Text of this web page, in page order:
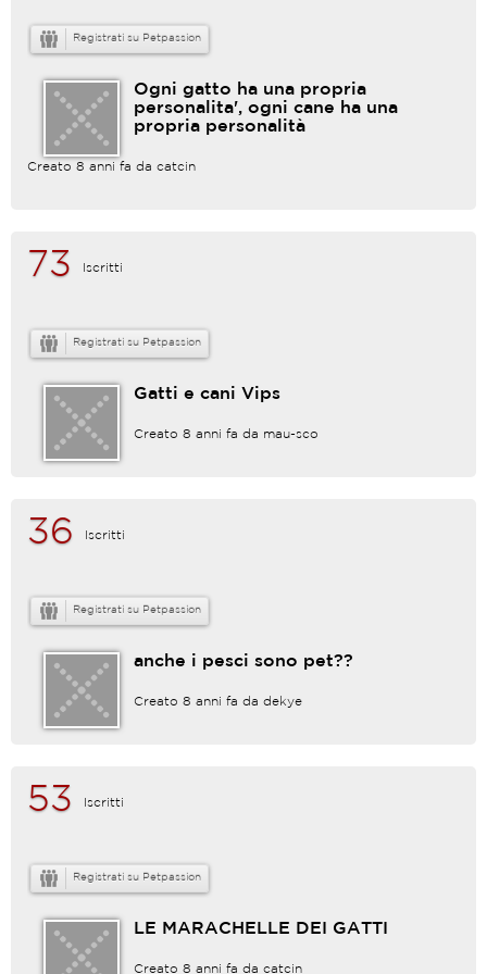
Registrati su Petpassion
Ogni gatto ha una propria
personalita', ogni cane ha una
propria personalità
Creato 8 anni fa da catcin
73 Iscritti
Registrati su Petpassion
Gatti e cani Vips
Creato 8 anni fa da mau-sco
36 Iscritti
Registrati su Petpassion
anche i pesci sono pet??
Creato 8 anni fa da dekye
53 Iscritti
Registrati su Petpassion
LE MARACHELLE DEI GATTI
Creato 8 anni fa da catcin